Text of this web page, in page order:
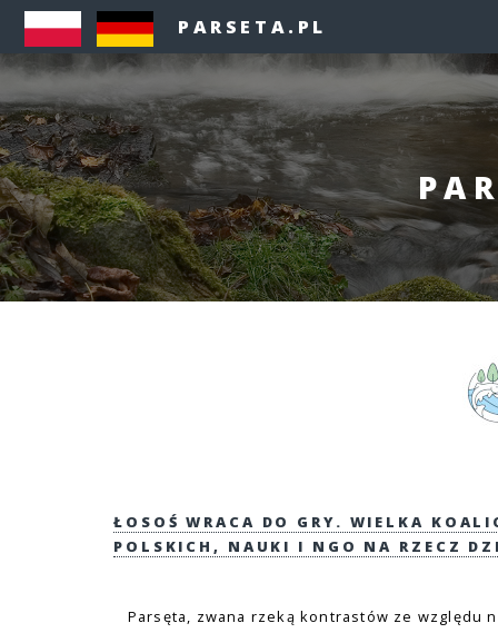
PARSETA.PL
ŁOSOŚ WRACA DO GRY. WIELKA
POLSKICH, NAUKI I NGO NA RZECZ
Parsęta, zwana rzeką kontrastów ze względu